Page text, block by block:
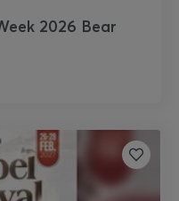
2026 Bear